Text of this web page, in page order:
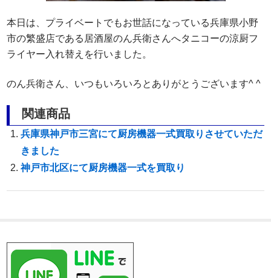
本日は、プライベートでもお世話になっている兵庫県小野
市の繁盛店である居酒屋のん兵衛さんへタニコーの涼厨フ
ライヤー入れ替えを行いました。
のん兵衛さん、いつもいろいろとありがとうございます^ ^
関連商品
兵庫県神戸市三宮にて厨房機器一式買取りさせていただ
きました
神戸市北区にて厨房機器一式を買取り